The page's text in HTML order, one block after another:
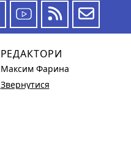
РЕДАКТОРИ
Максим Фарина
Звернутися